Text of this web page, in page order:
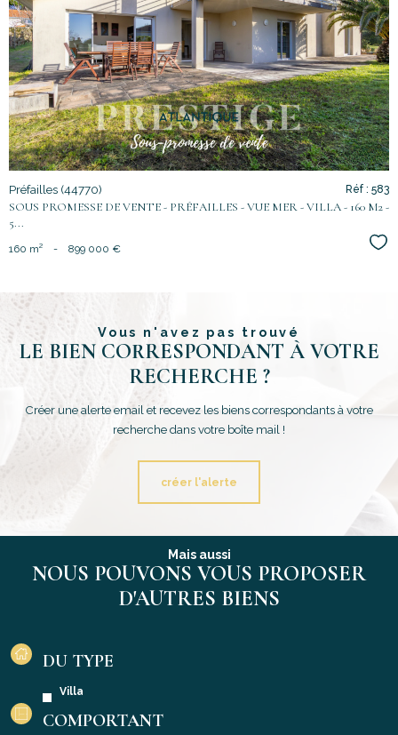
voir le
bien
Préfailles (44770)
SOUS PROMESSE DE VENTE - PRÉFAILLES - VUE MER - VILLA - 160 M2 -
5...
Réf : 583
160 m² - 899 000 €
Vous n'avez pas trouvé
LE BIEN CORRESPONDANT À VOTRE
RECHERCHE ?
Créer une alerte email et recevez les biens correspondants à votre
recherche dans votre boîte mail !
créer l'alerte
Mais aussi
NOUS POUVONS VOUS PROPOSER
D'AUTRES BIENS
DU TYPE
Villa
COMPORTANT